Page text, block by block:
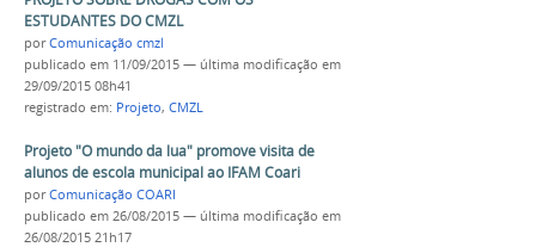
ESTUDANTES DO CMZL
porComunicação cmzl
publicado em 11/09/2015 — última modificação em
29/09/2015 08h41
registrado em: Projeto, CMZL
Projeto "O mundo da lua" promove visita de
alunos de escola municipal ao IFAM Coari
porComunicação COARI
publicado em 26/08/2015 — última modificação em
26/08/2015 21h17